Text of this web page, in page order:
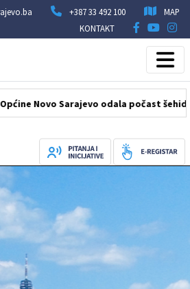
+387 33 492 100
MAP
KONTAKT
Sarajevo odala počast šehidima i